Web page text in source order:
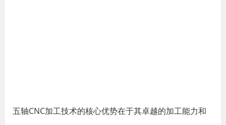
五轴CNC加工技术的核心优势在于其卓越的加工能力和